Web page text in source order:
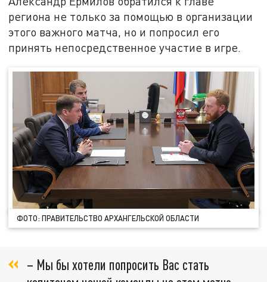
региона не только за помощью в организации
этого важного матча, но и попросил его
принять непосредственное участие в игре.
ФОТО: ПРАВИТЕЛЬСТВО АРХАНГЕЛЬСКОЙ ОБЛАСТИ
– Мы бы хотели попросить Вас стать